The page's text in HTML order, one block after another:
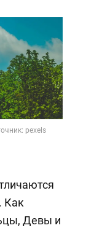
pexels
Как
Девы и